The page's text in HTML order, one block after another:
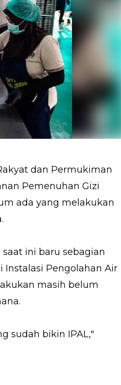
dan Permukiman
Pemenuhan Gizi
ada yang melakukan
ini baru sebagian
Instalasi Pengolahan Air
masih belum
sudah bikin IPAL,"